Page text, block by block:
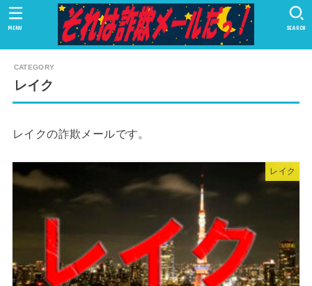
SEARCH
MENU
レイク
レイクの詐欺メールです。
レイク